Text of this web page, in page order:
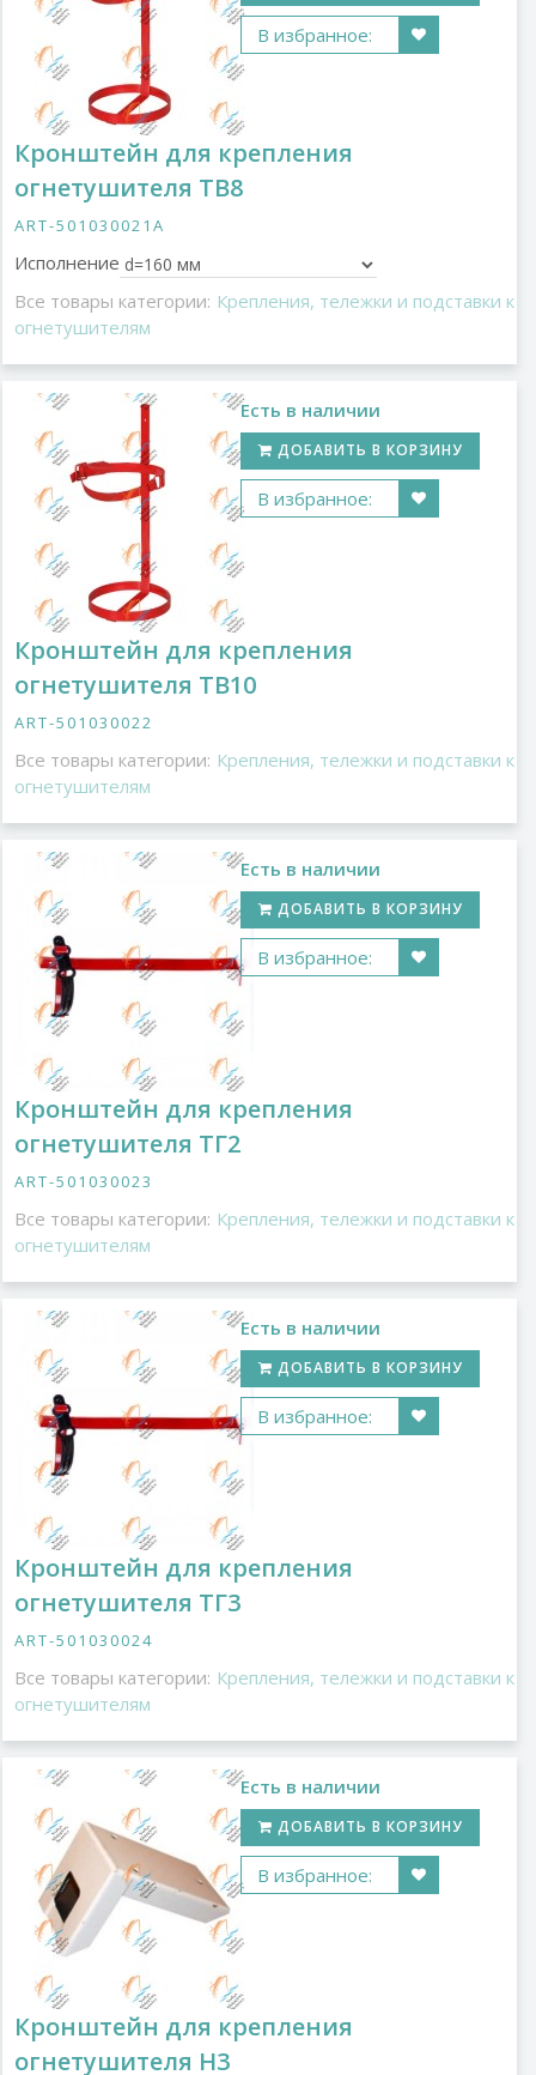
В избранное:
Кронштейн для крепления
огнетушителя ТВ8
ART-501030021A
Исполнение
Все товары категории: Крепления, тележки и подставки к
огнетушителям
Есть в наличии
ДОБАВИТЬ В КОРЗИНУ
В избранное:
Кронштейн для крепления
огнетушителя ТВ10
ART-501030022
Все товары категории: Крепления, тележки и подставки к
огнетушителям
Есть в наличии
ДОБАВИТЬ В КОРЗИНУ
В избранное:
Кронштейн для крепления
огнетушителя ТГ2
ART-501030023
Все товары категории: Крепления, тележки и подставки к
огнетушителям
Есть в наличии
ДОБАВИТЬ В КОРЗИНУ
В избранное:
Кронштейн для крепления
огнетушителя ТГ3
ART-501030024
Все товары категории: Крепления, тележки и подставки к
огнетушителям
Есть в наличии
ДОБАВИТЬ В КОРЗИНУ
В избранное:
Кронштейн для крепления
огнетушителя Н3